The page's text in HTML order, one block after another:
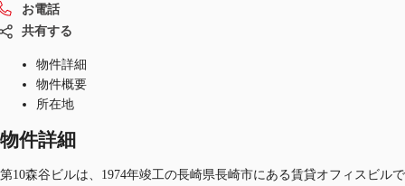
お電話
共有する
物件詳細
物件概要
所在地
物件詳細
第10森谷ビルは、1974年竣工の長崎県長崎市にある賃貸オフィスビル